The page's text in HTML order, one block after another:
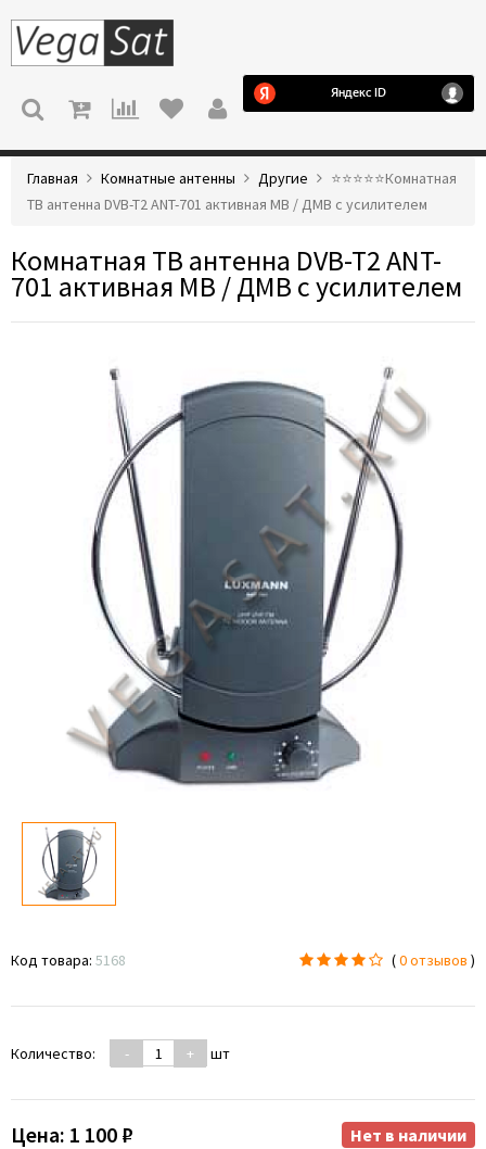
МЕНЮ
Главная Комнатные антенны Другие
⭐️⭐️⭐️⭐️⭐️Комнатная
ТВ антенна DVB-T2 ANT-701 активная МВ / ДМВ с усилителем
Комнатная ТВ антенна DVB-T2 ANT-
701 активная МВ / ДМВ с усилителем
Код товара: 5168 (0 отзывов )
Количество: - + шт
Цена: 1 100 ₽ Нет в наличии